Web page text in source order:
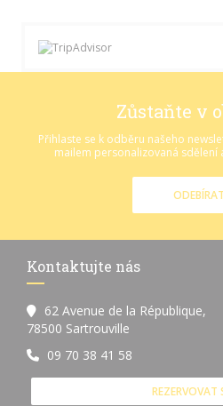
Zůstaňte v
Přihlaste se k odběru našeho
mailem personalizovaná sdělení
ODEBÍRAT
Kontaktujte nás
62 Avenue de la République,
78500 Sartrouville
09 70 38 41 58
REZERVOVAT